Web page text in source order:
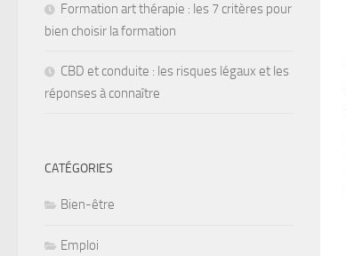
Formation art thérapie : les 7 critères pour
bien choisir la formation
CBD et conduite : les risques légaux et les
réponses à connaître
CATÉGORIES
Bien-être
Emploi